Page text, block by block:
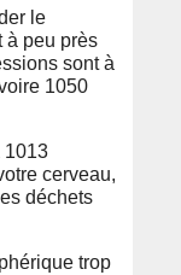
le
à peu près
sont à
1050
1013
cerveau,
déchets
trop